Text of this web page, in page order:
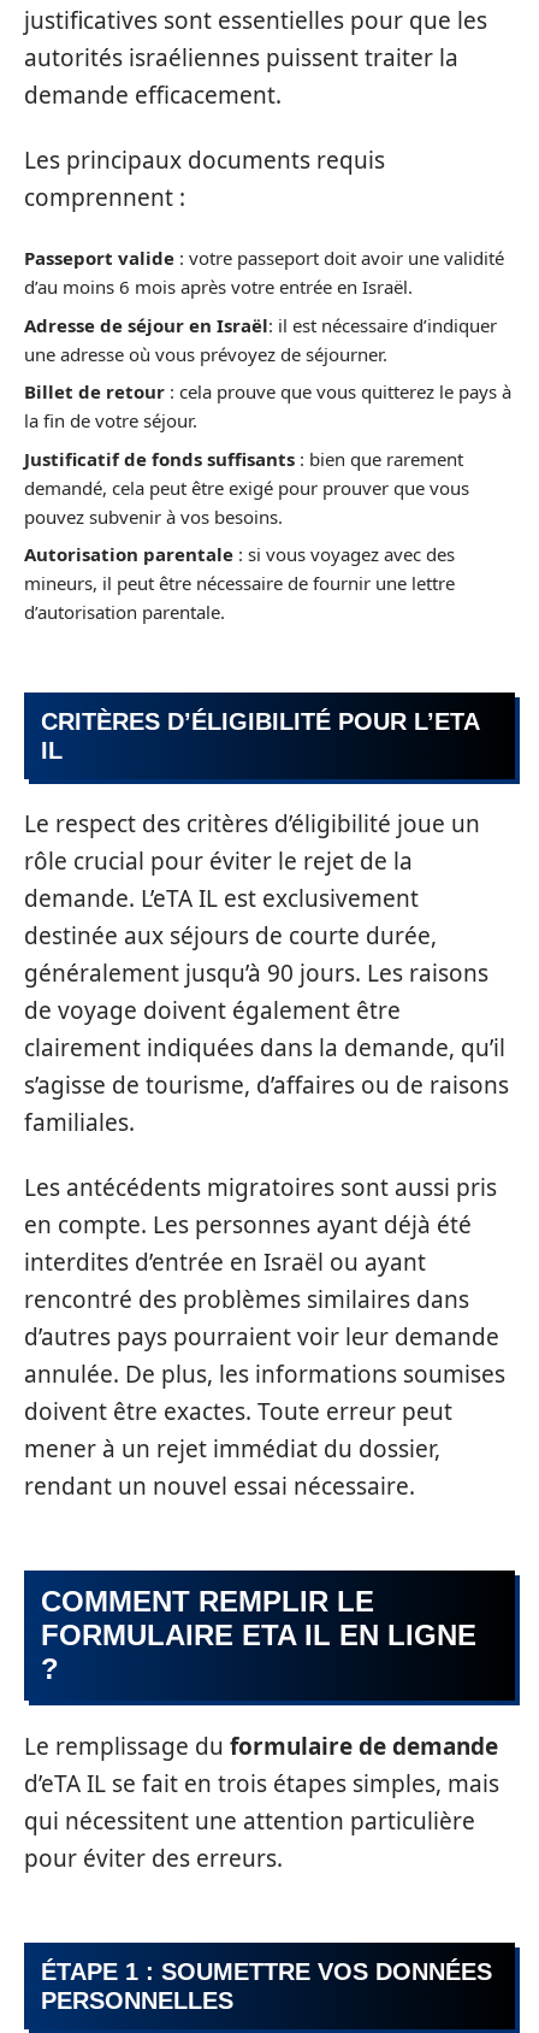
justificatives sont essentielles pour que les
autorités israéliennes puissent traiter la
demande efficacement.
Les principaux documents requis
comprennent :
Passeport valide : votre passeport doit avoir une validité
d’au moins 6 mois après votre entrée en Israël.
Adresse de séjour en Israël: il est nécessaire d’indiquer
une adresse où vous prévoyez de séjourner.
Billet de retour : cela prouve que vous quitterez le pays à
la fin de votre séjour.
Justificatif de fonds suffisants : bien que rarement
demandé, cela peut être exigé pour prouver que vous
pouvez subvenir à vos besoins.
Autorisation parentale : si vous voyagez avec des
mineurs, il peut être nécessaire de fournir une lettre
d’autorisation parentale.
CRITÈRES D’ÉLIGIBILITÉ POUR L’ETA
IL
Le respect des critères d’éligibilité joue un
rôle crucial pour éviter le rejet de la
demande. L’eTA IL est exclusivement
destinée aux séjours de courte durée,
généralement jusqu’à 90 jours. Les raisons
de voyage doivent également être
clairement indiquées dans la demande, qu’il
s’agisse de tourisme, d’affaires ou de raisons
familiales.
Les antécédents migratoires sont aussi pris
en compte. Les personnes ayant déjà été
interdites d’entrée en Israël ou ayant
rencontré des problèmes similaires dans
d’autres pays pourraient voir leur demande
annulée. De plus, les informations soumises
doivent être exactes. Toute erreur peut
mener à un rejet immédiat du dossier,
rendant un nouvel essai nécessaire.
COMMENT REMPLIR LE
FORMULAIRE ETA IL EN LIGNE
?
Le remplissage du formulaire de demande
d’eTA IL se fait en trois étapes simples, mais
qui nécessitent une attention particulière
pour éviter des erreurs.
ÉTAPE 1 : SOUMETTRE VOS DONNÉES
PERSONNELLES